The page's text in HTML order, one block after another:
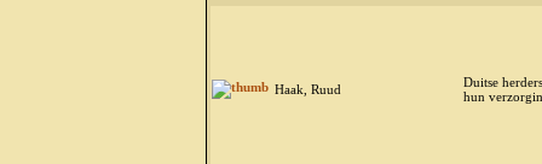
Haak, Ruud
Duitse
hun